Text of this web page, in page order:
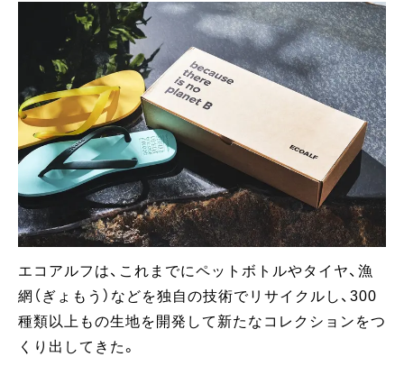
エコアルフは、これまでにペットボトルやタイヤ、漁
網（ぎょもう）などを独自の技術でリサイクルし、300
種類以上もの生地を開発して新たなコレクションをつ
くり出してきた。